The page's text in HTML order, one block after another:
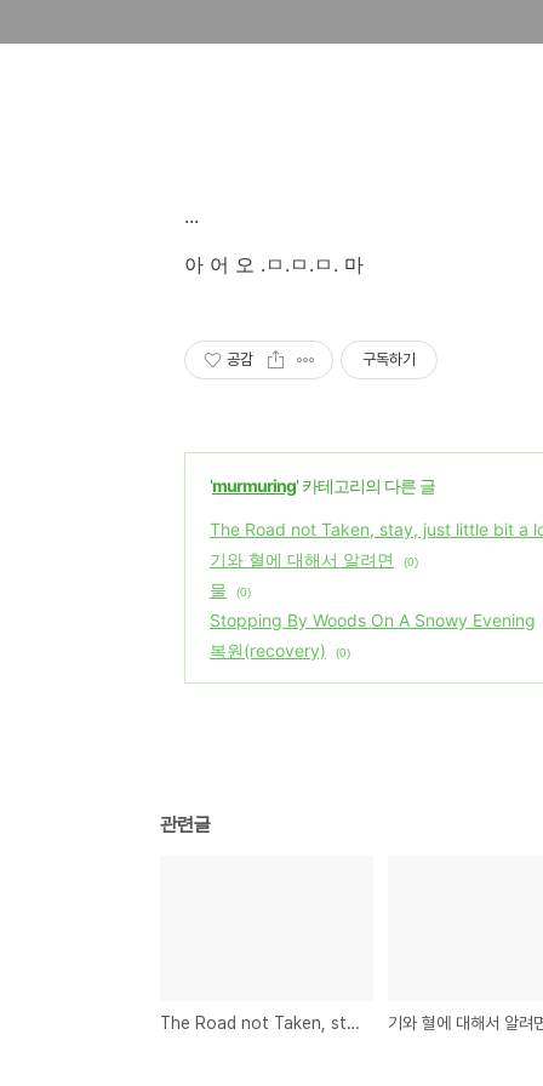
...
아 어 오 .ㅁ.ㅁ.ㅁ. 마
공감 구독하기
'murmuring' 카테고리의 다른 글
The Road not Taken, stay, just little bit a
기와 혈에 대해서 알려면
(0)
물 (0)
Stopping By Woods On A Snowy Evening
복원(recovery)
(0)
관련글
The Road not Taken, stay, just little bit a longer...u~~~~ 기와 혈에 대해서 알려